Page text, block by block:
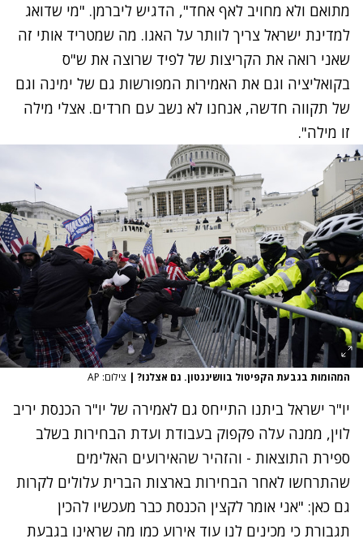
מתואם ולא מחויב לאף אחד", הדגיש ליברמן. "מי שדואג
למדינת ישראל צריך לוותר על האגו. מה שמטריד אותי זה
שאני רואה את הקריצות של לפיד שרוצה את ש"ס
בקואליציה וגם את האמירות המפורשות גם של ימינה וגם
של תקווה חדשה, אנחנו לא נשב עם חרדים. אצלי מילה
זו מילה".
המהומות בגבעת הקפיטול בוושינגטון. גם אצלנו? | צילום: AP
יו"ר ישראל ביתנו התייחס גם לאמירה של יו"ר הכנסת יריב
לוין, ממנה עלה פקפוק בעבודת ועדת הבחירות בשלב
ספירת התוצאות - והזהיר שהאירועים האלימים
שהתרחשו לאחר הבחירות בארצות הברית עלולים לקרות
גם כאן: "אני אומר לקצין הכנסת כבר מעכשיו להכין
תגבורת כי מכינים לנו עוד אירוע כמו מה שראינו בגבעת